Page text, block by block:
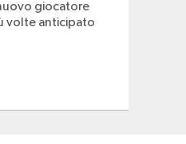
giocatore
volte anticipato